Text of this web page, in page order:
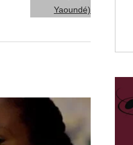
YouTube :